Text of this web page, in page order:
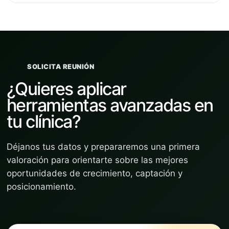
SOLICITA REUNIÓN
¿Quieres aplicar
herramientas avanzadas en
tu clínica?
Déjanos tus datos y prepararemos una primera
valoración para orientarte sobre las mejores
oportunidades de crecimiento, captación y
posicionamiento.